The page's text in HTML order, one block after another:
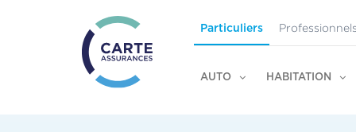
Particuliers
AUTO HABITATION